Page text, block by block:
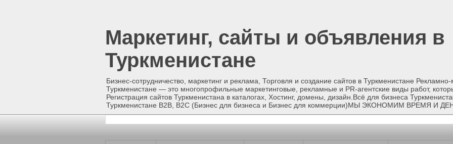
Маркетинг, сайты и объявления в
Туркменистане
Бизнес-сотрудничество, маркетинг и реклама, Торговля и создание сайтов в Туркменистане
Туркменистане — это многопрофильные маркетинговые, рекламные и PR-агентские виды работ,
Регистрация сайтов Туркменистана в каталогах, Хостинг, домены, дизайн.Всё для бизнеса
Туркменистане B2B, B2C (Бизнес для бизнеса и Бизнес для коммерции)МЫ ЭКОНОМИМ ВРЕМЯ И